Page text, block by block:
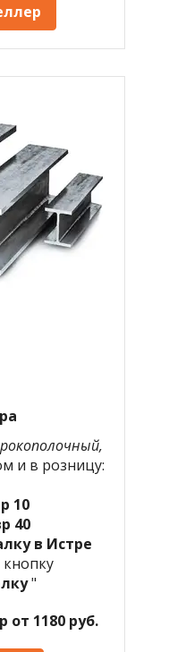
и в розницу:
10
40
в Истре
"
от 1180 руб.